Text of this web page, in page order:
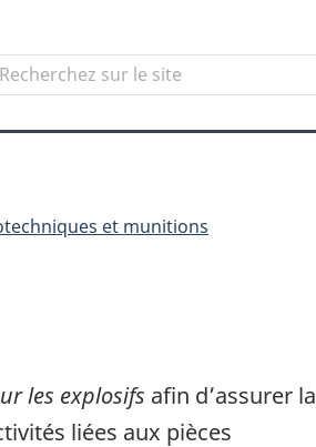
Search
et munitions
les explosifs afin d’assurer la
liées aux pièces